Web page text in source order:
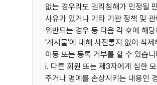
없는 경우라도 권리침해가 인정될
사유가 있거나 기타 기관 정책 및 관
위반되는 경우 등 다음 각 호에 해당
'게시물'에 대해 사전통지 없이 삭제
이동 또는 등록 거부를 할 수 있습니
ⅰ. 다른 회원 또는 제3자에게 심한
주거나 명예를 손상시키는 내용인